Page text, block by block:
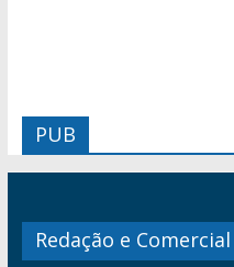
PUB
Redação e Comercial